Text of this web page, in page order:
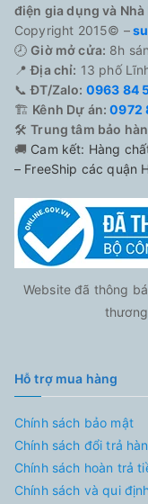
điện gia dụng và
Copyright 2015© –
🕗Giờ mở cửa: 8h
📍Địa chỉ: 13 phố
📞ĐT/Zalo: 0963 84
🏗️ Kênh Dự án: 0972
🛠️Trung tâm bảo
🚚 Cam kết: Hàng
– FreeShip các quận
Website đã thông
thương
Hỗ trợ mua hàng
Chính sách bảo mật
Chính sách đổi trả
Chính sách hoàn trả
Chính sách và qui